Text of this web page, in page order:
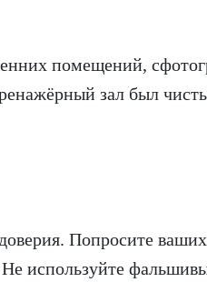
помещений,
зал был
Попросите ваших
используйте